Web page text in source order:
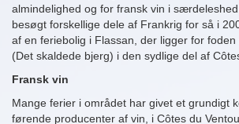
almindelighed og for fransk vin i
besøgt forskellige dele af Frankrig for så i
af en feriebolig i Flassan, der ligger for foden
(Det skaldede bjerg) i den sydlige del af
Fransk vin
Mange ferier i området har givet et grundigt
førende producenter af vin, i Côtes du